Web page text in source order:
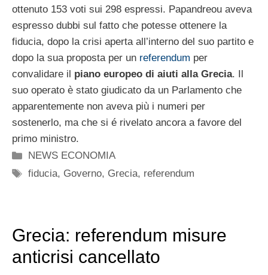
ottenuto 153 voti sui 298 espressi. Papandreou aveva
espresso dubbi sul fatto che potesse ottenere la
fiducia, dopo la crisi aperta all’interno del suo partito e
dopo la sua proposta per un referendum per
convalidare il piano europeo di aiuti alla Grecia. Il
suo operato è stato giudicato da un Parlamento che
apparentemente non aveva più i numeri per
sostenerlo, ma che si é rivelato ancora a favore del
primo ministro.
Categorie
NEWS ECONOMIA
Tag
fiducia, Governo, Grecia, referendum
Grecia: referendum misure
anticrisi cancellato